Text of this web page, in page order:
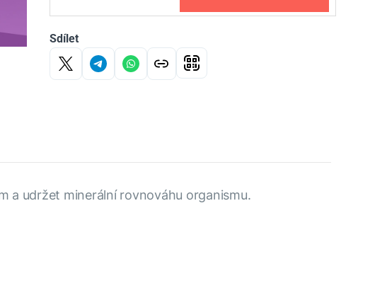
Sdílet
a udržet minerální rovnováhu organismu.